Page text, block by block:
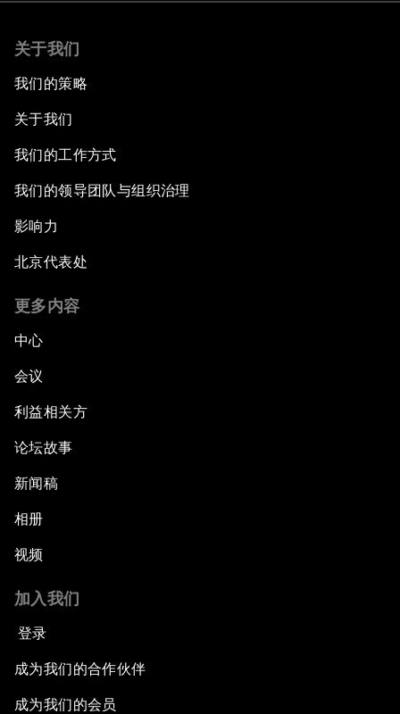
关于我们
我们的策略
关于我们
我们的工作方式
我们的领导团队与组织治理
影响力
北京代表处
更多内容
中心
会议
利益相关方
论坛故事
新闻稿
相册
视频
加入我们
登录
成为我们的合作伙伴
成为我们的会员